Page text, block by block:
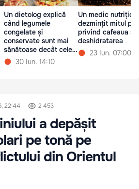
Un dietolog explică
când legumele
congelate și
conservate sunt mai
sănătoase decât cele
proaspete
30 Iun. 14:10
Un medic
dezmințit mitul
privind cafeaua și
deshidratarea
23 Iun. 07:00
22:44 2 453
a depășit
pe tonă pe
din Orientul